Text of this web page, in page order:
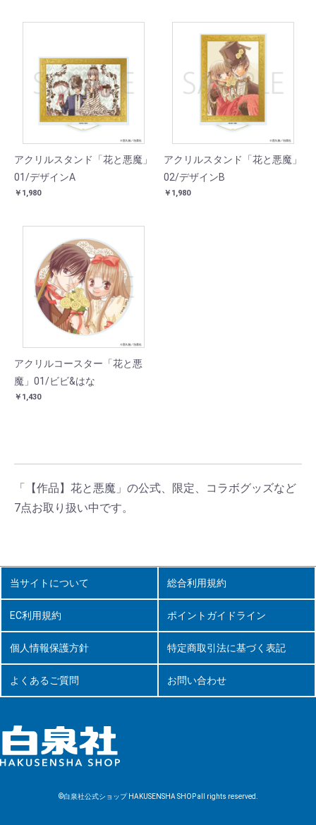
アクリルスタンド「花と悪魔」
01/デザインA
￥1,980
アクリルスタンド「花と悪魔」
02/デザインB
￥1,980
アクリルコースター「花と悪
魔」01/ビビ&はな
￥1,430
「【作品】花と悪魔」の公式、限定、コラボグッズなど
7点お取り扱い中です。
当サイトについて 総合利用規約
EC利用規約 ポイントガイドライン
個人情報保護方針 特定商取引法に基づく表記
よくあるご質問 お問い合わせ
©白泉社公式ショップ HAKUSENSHA SHOP all rights reserved.